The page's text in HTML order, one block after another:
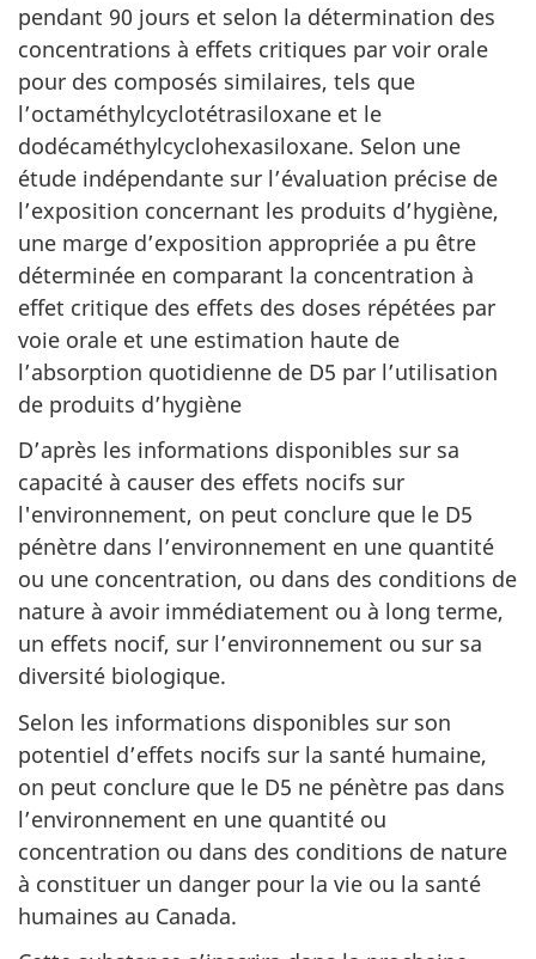
pendant 90 jours et selon la détermination des
concentrations à effets critiques par voir orale
pour des composés similaires, tels que
l’octaméthylcyclotétrasiloxane et le
dodécaméthylcyclohexasiloxane. Selon une
étude indépendante sur l’évaluation précise de
l’exposition concernant les produits d’hygiène,
une marge d’exposition appropriée a pu être
déterminée en comparant la concentration à
effet critique des effets des doses répétées par
voie orale et une estimation haute de
l’absorption quotidienne de D5 par l’utilisation
de produits d’hygiène
D’après les informations disponibles sur sa
capacité à causer des effets nocifs sur
l'environnement, on peut conclure que le D5
pénètre dans l’environnement en une quantité
ou une concentration, ou dans des conditions de
nature à avoir immédiatement ou à long terme,
un effets nocif, sur l’environnement ou sur sa
diversité biologique.
Selon les informations disponibles sur son
potentiel d’effets nocifs sur la santé humaine,
on peut conclure que le D5 ne pénètre pas dans
l’environnement en une quantité ou
concentration ou dans des conditions de nature
à constituer un danger pour la vie ou la santé
humaines au Canada.